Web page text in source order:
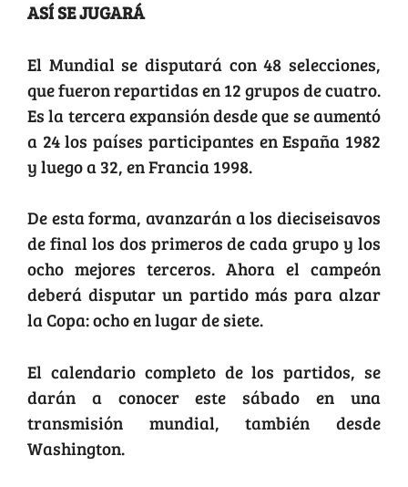
ASÍ SE JUGARÁ
El Mundial se disputará con 48 selecciones,
que fueron repartidas en 12 grupos de cuatro.
Es la tercera expansión desde que se aumentó
a 24 los países participantes en España 1982
y luego a 32, en Francia 1998.
De esta forma, avanzarán a los dieciseisavos
de final los dos primeros de cada grupo y los
ocho mejores terceros. Ahora el campeón
deberá disputar un partido más para alzar
la Copa: ocho en lugar de siete.
El calendario completo de los partidos, se
darán a conocer este sábado en una
transmisión mundial, también desde
Washington.